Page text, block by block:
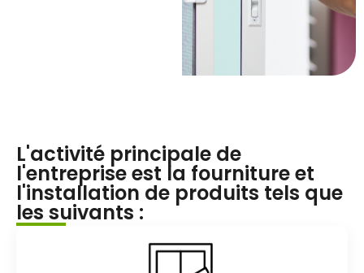
L'activité principale de
l'entreprise est la fourniture et
l'installation de produits tels que
les suivants :